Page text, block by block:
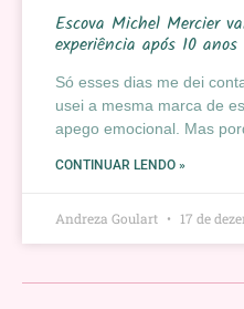
Escova Michel Mercier
experiência após 10 anos
Só esses dias me dei
usei a mesma marca de
apego emocional. Mas
CONTINUAR LENDO »
Andreza Goulart 17 de